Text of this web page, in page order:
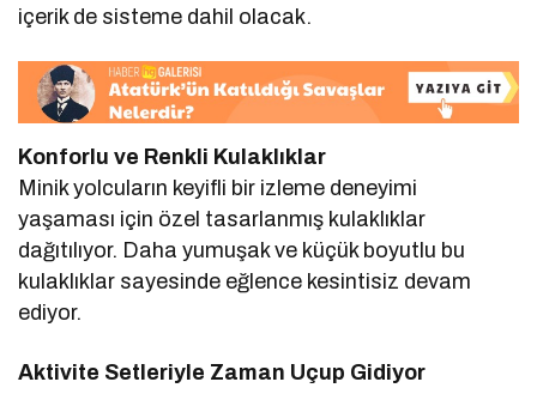
içerik de sisteme dahil olacak.
Konforlu ve Renkli Kulaklıklar
Minik yolcuların keyifli bir izleme deneyimi
yaşaması için özel tasarlanmış kulaklıklar
dağıtılıyor. Daha yumuşak ve küçük boyutlu bu
kulaklıklar sayesinde eğlence kesintisiz devam
ediyor.
Aktivite Setleriyle Zaman Uçup Gidiyor